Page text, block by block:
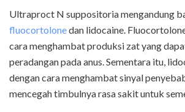
Ultraproct N suppositoria mengandung
fluocortolonedan lidocaine.
cara menghambat produksi zat yang
peradangan pada anus. Sementara itu,
dengan cara menghambat sinyal
mencegah timbulnya rasa sakit untuk